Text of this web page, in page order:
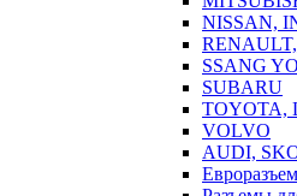
NISSAN,
SSANG
SUBARU
TOYOTA,
VOLVO
AUDI,